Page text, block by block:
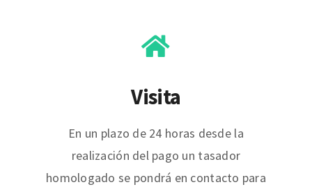
Visita
En un plazo de 24 horas desde la
realización del pago un tasador
homologado se pondrá en contacto para